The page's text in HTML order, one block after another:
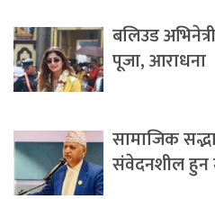
बलिउड
पूजा, आराधना
सामाजिक
संवेदनशील हुन